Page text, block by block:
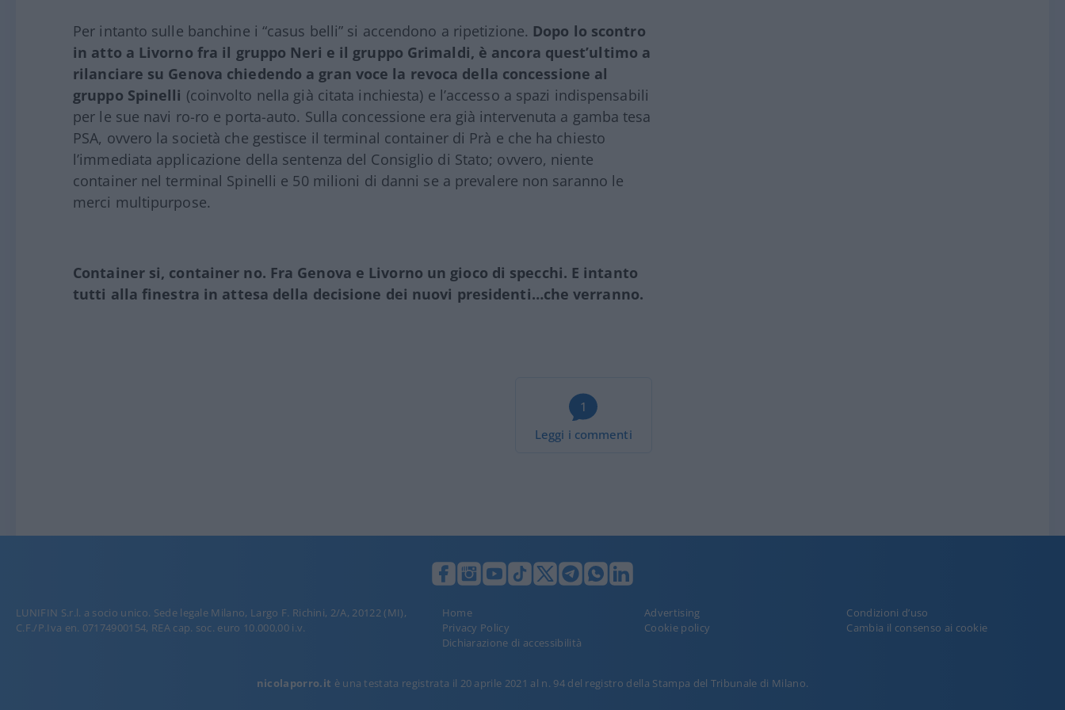
Per intanto sulle banchine i “casus belli” si accendono a ripetizione. Dopo lo scontro
in atto a Livorno fra il gruppo Neri e il gruppo Grimaldi, è ancora quest’ultimo a
rilanciare su Genova chiedendo a gran voce la revoca della concessione al
gruppo Spinelli (coinvolto nella già citata inchiesta) e l’accesso a spazi indispensabili
per le sue navi ro-ro e porta-auto. Sulla concessione era già intervenuta a gamba tesa
PSA, ovvero la società che gestisce il terminal container di Prà e che ha chiesto
l’immediata applicazione della sentenza del Consiglio di Stato; ovvero, niente
container nel terminal Spinelli e 50 milioni di danni se a prevalere non saranno le
merci multipurpose.
Container si, container no. Fra Genova e Livorno un gioco di specchi. E intanto
tutti alla finestra in attesa della decisione dei nuovi presidenti…che verranno.
1
Leggi i commenti
LUNIFIN S.r.l. a socio unico. Sede legale Milano, Largo F. Richini, 2/A, 20122 (MI),
C.F./P.Iva en. 07174900154, REA cap. soc. euro 10.000,00 i.v.
Home Advertising
Condizioni d’uso
Privacy Policy
Cookie policy
Cambia il consenso ai cookie
Dichiarazione di accessibilità
nicolaporro.it è una testata registrata il 20 aprile 2021 al n. 94 del registro della Stampa del Tribunale di Milano.